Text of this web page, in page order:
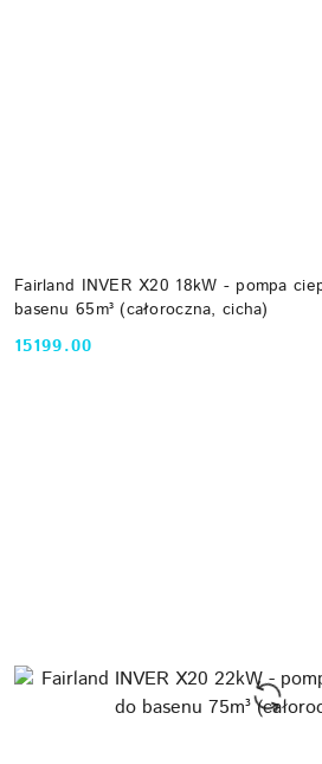
Fairland INVER X20 18kW - pompa
basenu 65m³ (całoroczna, cicha)
Cena:
15199.00